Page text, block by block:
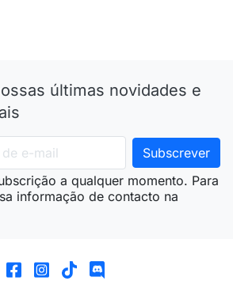
últimas novidades e
a qualquer momento. Para
informação de contacto na